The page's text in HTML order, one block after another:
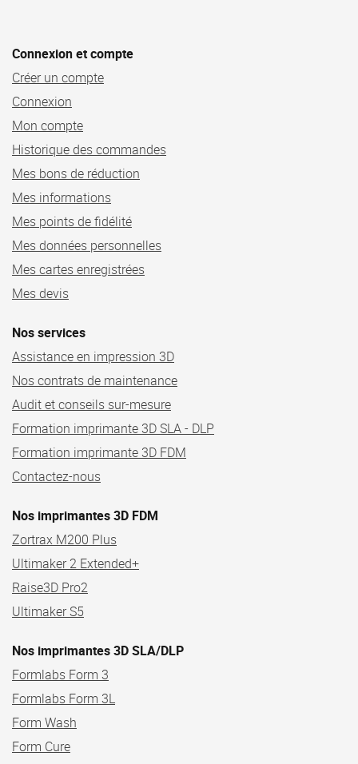
Connexion et compte
Créer un compte
Connexion
Mon compte
Historique des commandes
Mes bons de réduction
Mes informations
Mes points de fidélité
Mes données personnelles
Mes cartes enregistrées
Mes devis
Nos services
Assistance en impression 3D
Nos contrats de maintenance
Audit et conseils sur-mesure
Formation imprimante 3D SLA - DLP
Formation imprimante 3D FDM
Contactez-nous
Nos imprimantes 3D FDM
Zortrax M200 Plus
Ultimaker 2 Extended+
Raise3D Pro2
Ultimaker S5
Nos imprimantes 3D SLA/DLP
Formlabs Form 3
Formlabs Form 3L
Form Wash
Form Cure